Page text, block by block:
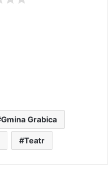
Gmina Grabica
Teatr